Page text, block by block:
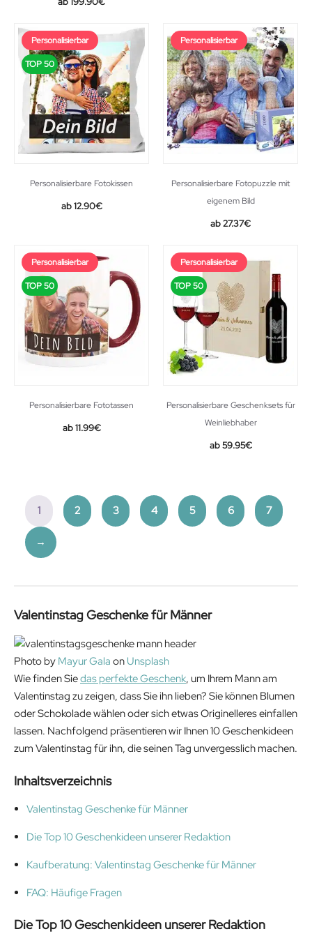
Personalisierbar
TOP 50
Personalisierbare Fotokissen
12.90€
Personalisierbar
Personalisierbare Fotopuzzle mit
eigenem Bild
27.37€
Personalisierbar
TOP 50
Personalisierbare Fototassen
11.99€
Personalisierbar
TOP 50
Personalisierbare Geschenksets für
Weinliebhaber
59.95€
1 2 3 4 5 6 7
→
Valentinstag Geschenke für Männer
Photo by Mayur Gala on Unsplash
Wie finden Siedas perfekte Geschenk, um Ihrem Mann am
Valentinstag zu zeigen, dass Sie ihn lieben? Sie können Blumen
oder Schokolade wählen oder sich etwas Originelleres einfallen
lassen. Nachfolgend präsentieren wir Ihnen 10 Geschenkideen
zum Valentinstag für ihn, die seinen Tag unvergesslich machen.
Inhaltsverzeichnis
Valentinstag Geschenke für Männer
Die Top 10 Geschenkideen unserer Redaktion
Kaufberatung: Valentinstag Geschenke für Männer
FAQ: Häufige Fragen
Die Top 10 Geschenkideen unserer Redaktion